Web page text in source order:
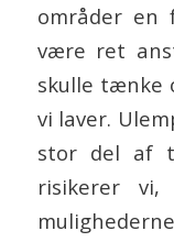
områder en
være ret
skulle tænke
vi laver.
stor del af
risikerer